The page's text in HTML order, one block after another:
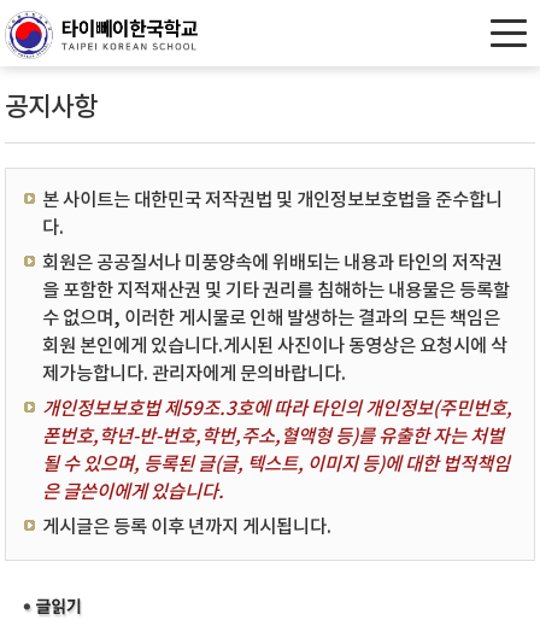
공지사항
본 사이트는 대한민국 저작권법 및 개인정보보호법을 준수합니
다.
회원은 공공질서나 미풍양속에 위배되는 내용과 타인의 저작권
을 포함한 지적재산권 및 기타 권리를 침해하는 내용물은 등록할
수 없으며, 이러한 게시물로 인해 발생하는 결과의 모든 책임은
회원 본인에게 있습니다.게시된 사진이나 동영상은 요청시에 삭
제가능합니다. 관리자에게 문의바랍니다.
개인정보보호법 제59조.3호에 따라 타인의 개인정보(주민번호,
폰번호,학년-반-번호,학번,주소,혈액형 등)를 유출한 자는 처벌
될 수 있으며, 등록된 글(글, 텍스트, 이미지 등)에 대한 법적책임
은 글쓴이에게 있습니다.
게시글은 등록 이후 년까지 게시됩니다.